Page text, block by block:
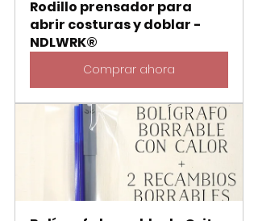
Rodillo prensador para
abrir costuras y doblar -
NDLWRK®
Comprar ahora